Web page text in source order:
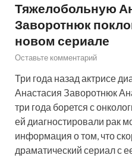
Тяжелобольную
Заворотнюк
новом сериале
Оставьте комментарий
Три года назад актрисе
Анастасия Заворотнюк
три года борется с
ей диагностировали рак
информация о том, что
драматический сериал с